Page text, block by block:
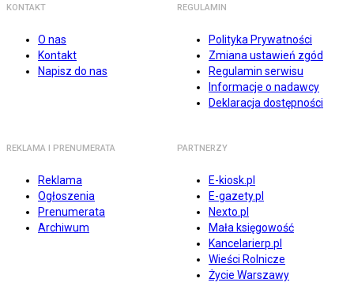
KONTAKT
O nas
Kontakt
Napisz do nas
REGULAMIN
Polityka Prywatności
Zmiana ustawień zgód
Regulamin serwisu
Informacje o nadawcy
Deklaracja dostępności
REKLAMA I PRENUMERATA
Reklama
Ogłoszenia
Prenumerata
Archiwum
PARTNERZY
E-kiosk.pl
E-gazety.pl
Nexto.pl
Mała księgowość
Kancelarierp.pl
Wieści Rolnicze
Życie Warszawy